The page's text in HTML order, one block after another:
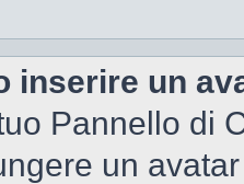
inserire un
Pannello di
un